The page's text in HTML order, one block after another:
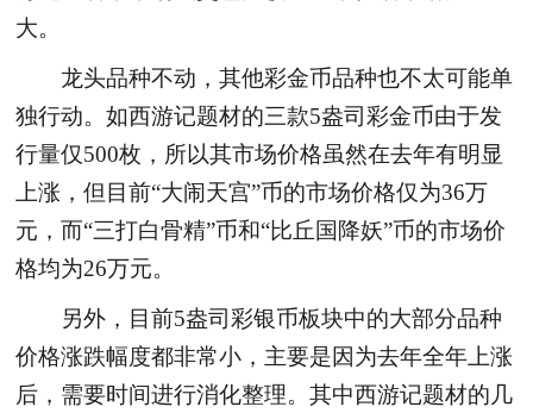
大。
龙头品种不动，其他彩金币品种也不太可能单
独行动。如西游记题材的三款5盎司彩金币由于发
行量仅500枚，所以其市场价格虽然在去年有明显
上涨，但目前“大闹天宫”币的市场价格仅为36万
元，而“三打白骨精”币和“比丘国降妖”币的市场价
格均为26万元。
另外，目前5盎司彩银币板块中的大部分品种
价格涨跌幅度都非常小，主要是因为去年全年上涨
后，需要时间进行消化整理。其中西游记题材的几